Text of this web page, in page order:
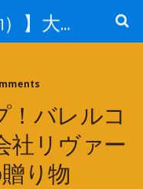
【蘇生（Resurrection）】大宇宙と人体の神秘を紐解く
！バレルコ
社リヴァー
り物